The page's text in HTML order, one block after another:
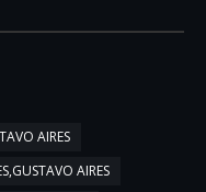
AIRES
AIRES